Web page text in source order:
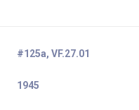
#125a, VF.27.01
1945